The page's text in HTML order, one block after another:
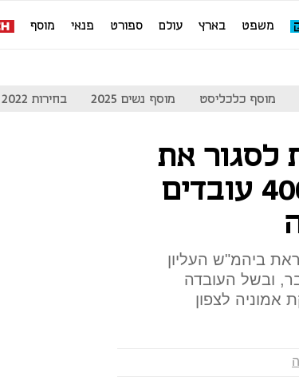
משפט בארץ עולם ספורט פנאי מוסף
מוסף כלכליסט מוסף נשים 2025 בחירות 2022
לסגור את
המפעל ליד חיפה; כ-400 עובדים
ביהמ"ש העליון
עד 18 בספטמבר, ובשל העובדה
לצפון